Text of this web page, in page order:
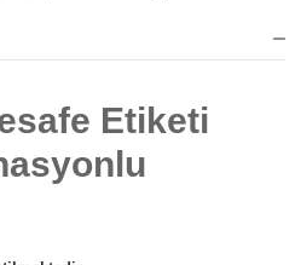
Etiketi